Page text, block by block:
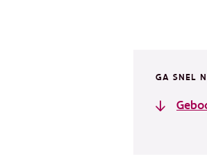
GA SNEL